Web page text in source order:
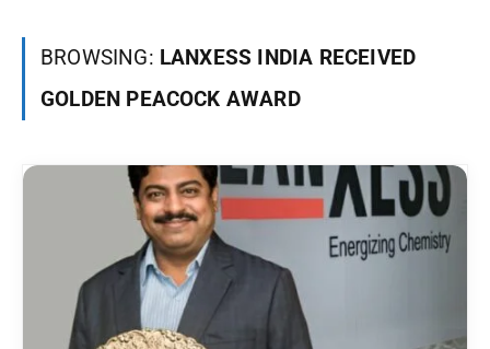
BROWSING: LANXESS INDIA RECEIVED
GOLDEN PEACOCK AWARD